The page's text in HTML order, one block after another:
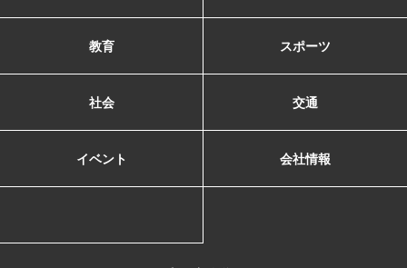
教育 スポーツ
社会 交通
イベント 会社情報